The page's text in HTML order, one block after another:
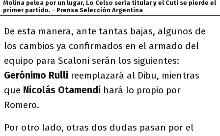
Molina pelea por un lugar, Lo Celso sería titular y el Cuti se pierde el
primer partido. - Prensa Selección Argentina
De esta manera, ante tantas bajas, algunos de
los cambios ya confirmados en el armado del
equipo para Scaloni serán los siguientes:
Gerónimo Rulli reemplazará al Dibu, mientras
que Nicolás Otamendi hará lo propio por
Romero.
Por otro lado, otras dos dudas pasan por el